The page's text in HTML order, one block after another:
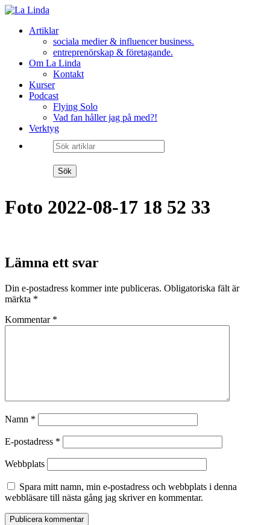
Hoppa
innehållArtiklar
sociala medier & influencer business.
entreprenörskap & företagande.
Om La Linda
Kontakt
Kurser
Podcast
Flying Solo
Vad fan håller jag på med?!
Verktyg
Foto 2022-08-17 18 52 33
Lämna ett svar
Din e-postadress kommer inte publiceras. Obligatoriska fält är
märkta *
Kommentar *
Namn *
E-postadress *
Webbplats
Spara mitt namn, min e-postadress och webbplats i denna
webbläsare till nästa gång jag skriver en kommentar.